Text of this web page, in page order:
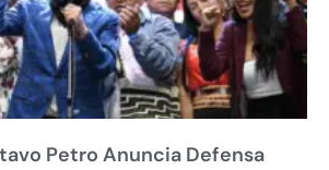
Petro Anuncia Defensa